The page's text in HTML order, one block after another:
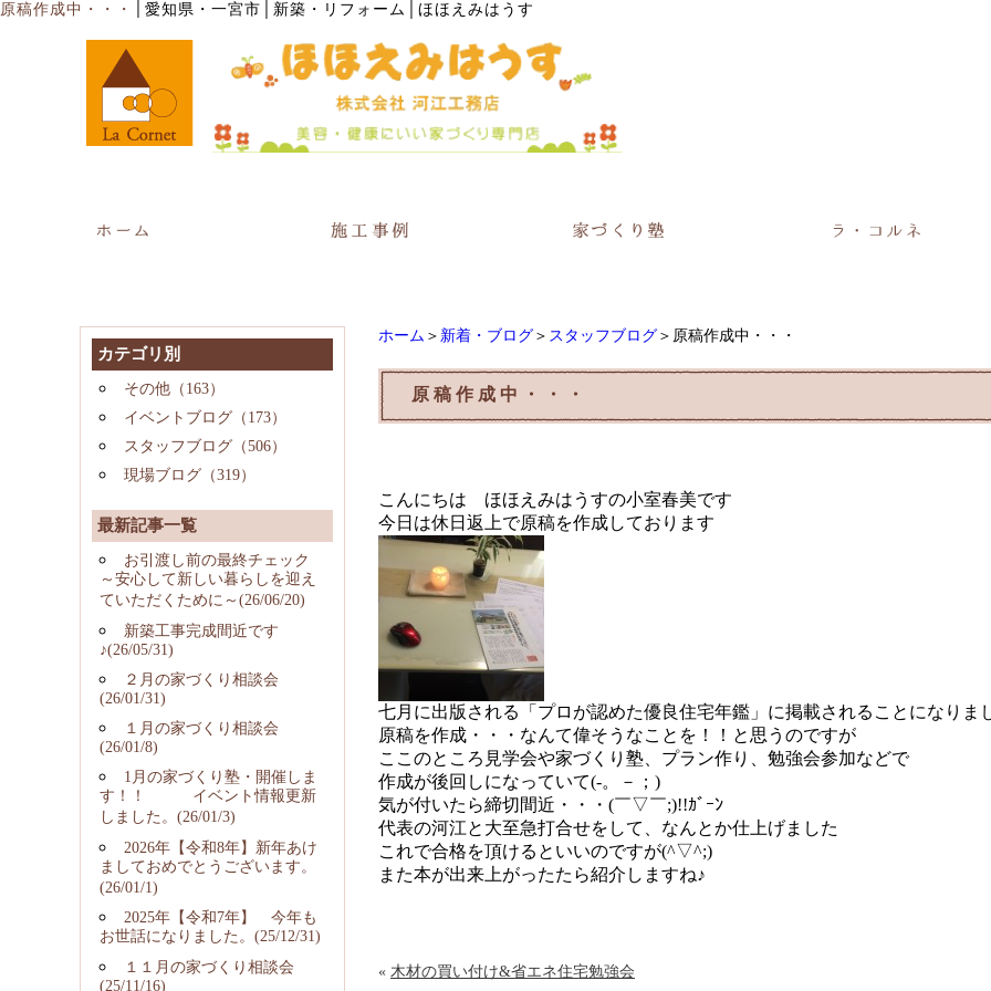
原稿作成中・・・ 愛知県・一宮市│新築・リフォーム│ほほえみはうす
ホーム ＞ 新着・ブログ ＞ スタッフブログ ＞原稿作成中・・・
原稿作成中・・・
こんにちは ほほえみはうすの小室春美です
今日は休日返上で原稿を作成しております
七月に出版される「プロが認めた優良住宅年鑑」に掲載されることになりま
原稿を作成・・・なんて偉そうなことを！！と思うのですが
ここのところ見学会や家づくり塾、プラン作り、勉強会参加などで
作成が後回しになっていて(-。－；)
気が付いたら締切間近・・・(￣▽￣;)!!ｶﾞｰﾝ
代表の河江と大至急打合せをして、なんとか仕上げました
これで合格を頂けるといいのですが(^▽^;)
また本が出来上がったたら紹介しますね♪
« 木材の買い付け&省エネ住宅勉強会
カテゴリ別
その他（163）
イベントブログ（173）
スタッフブログ（506）
現場ブログ（319）
最新記事一覧
お引渡し前の最終チェック
～安心して新しい暮らしを迎え
ていただくために～(26/06/20)
新築工事完成間近です
♪(26/05/31)
２月の家づくり相談会
(26/01/31)
１月の家づくり相談会
(26/01/8)
1月の家づくり塾・開催しま
す！！ イベント情報更新
しました。(26/01/3)
2026年【令和8年】新年あけ
ましておめでとうございます。
(26/01/1)
2025年【令和7年】 今年も
お世話になりました。(25/12/31)
１１月の家づくり相談会
(25/11/16)